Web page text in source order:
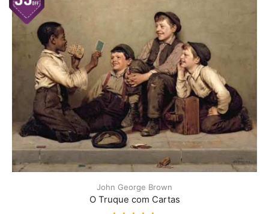
John George Brown
O Truque com Cartas